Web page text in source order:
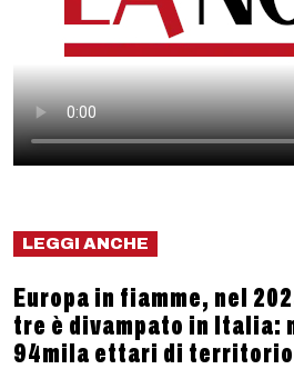
LEGGI ANCHE
Europa in fiamme, nel
tre è divampato in Italia:
94mila ettari di territorio